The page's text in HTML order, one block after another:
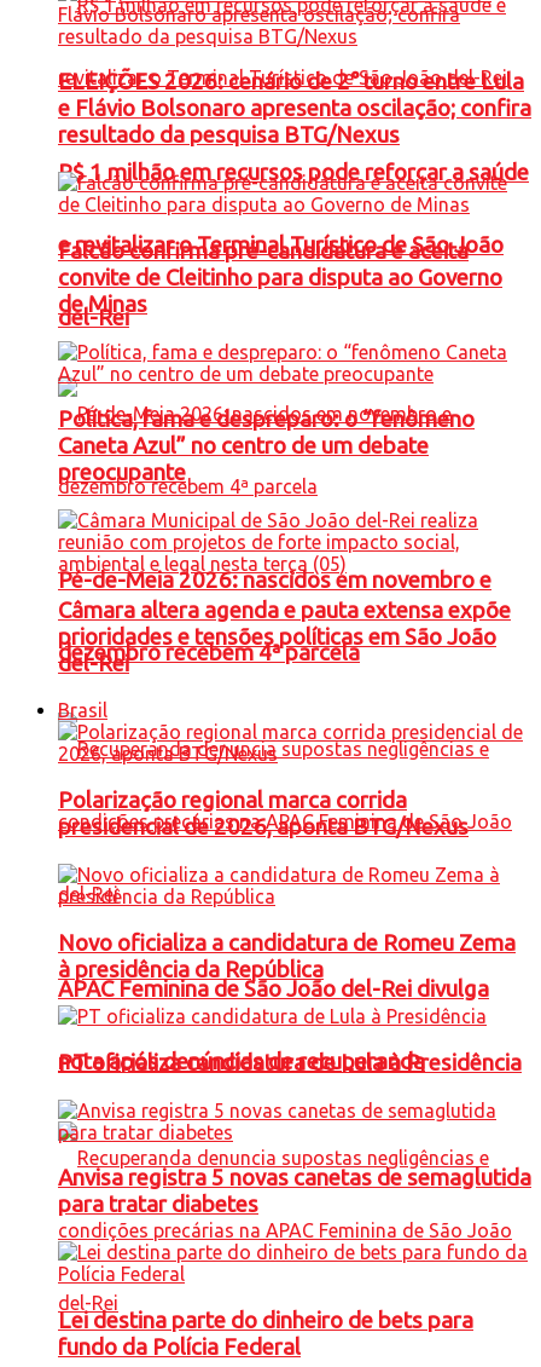
R$ 1 milhão em recursos pode reforçar a saúde
e revitalizar o Terminal Turístico de São João
del-Rei
Pé-de-Meia 2026: nascidos em novembro e
dezembro recebem 4ª parcela
APAC Feminina de São João del-Rei divulga
nota após denúncias de recuperanda
ELEIÇÕES 2026: cenário de 2° turno entre Lula
e Flávio Bolsonaro apresenta oscilação; confira
resultado da pesquisa BTG/Nexus
Falcão confirma pré-candidatura e aceita
convite de Cleitinho para disputa ao Governo
de Minas
Política, fama e despreparo: o “fenômeno
Caneta Azul” no centro de um debate
preocupante
Câmara altera agenda e pauta extensa expõe
prioridades e tensões políticas em São João
del-Rei
Brasil
Polarização regional marca corrida
presidencial de 2026, aponta BTG/Nexus
Novo oficializa a candidatura de Romeu Zema
à presidência da República
PT oficializa candidatura de Lula à Presidência
Anvisa registra 5 novas canetas de semaglutida
para tratar diabetes
Lei destina parte do dinheiro de bets para
fundo da Polícia Federal